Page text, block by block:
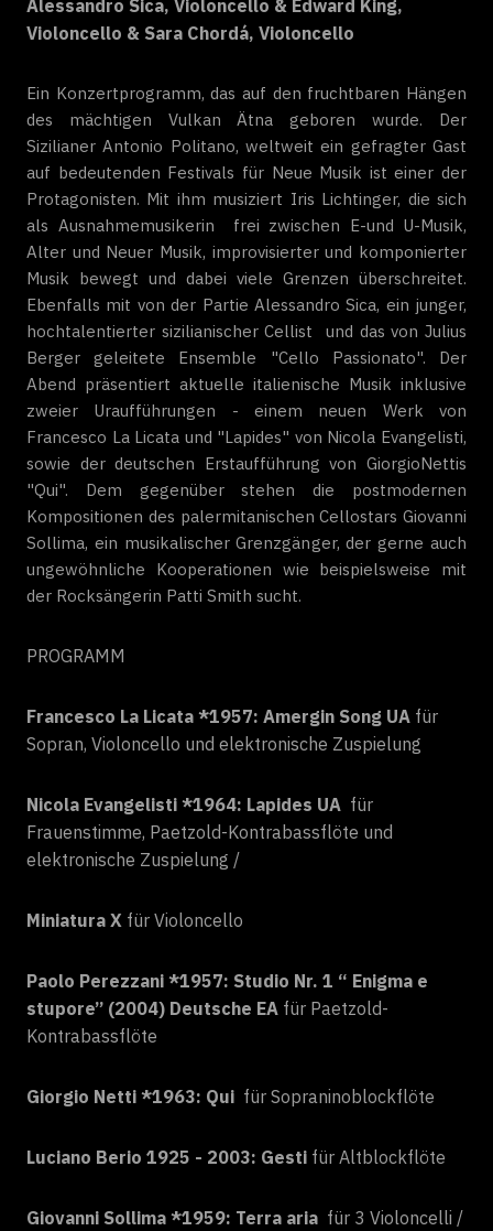
Alessandro Sica, Violoncello & Edward King,
Violoncello & Sara Chordá, Violoncello
Ein Konzertprogramm, das auf den fruchtbaren Hängen
des mächtigen Vulkan Ätna geboren wurde. Der
Sizilianer Antonio Politano, weltweit ein gefragter Gast
auf bedeutenden Festivals für Neue Musik ist einer der
Protagonisten. Mit ihm musiziert Iris Lichtinger, die sich
als Ausnahmemusikerin frei zwischen E-und U-Musik,
Alter und Neuer Musik, improvisierter und komponierter
Musik bewegt und dabei viele Grenzen überschreitet.
Ebenfalls mit von der Partie Alessandro Sica, ein junger,
hochtalentierter sizilianischer Cellist und das von Julius
Bergergeleitete Ensemble "Cello Passionato". Der
Abend präsentiert aktuelle italienische Musik inklusive
zweier Uraufführungen - einem neuen Werk von
Francesco La Licata und "Lapides" von Nicola Evangelisti,
sowie der deutschen Erstaufführung von GiorgioNettis
"Qui". Dem gegenüber stehen die postmodernen
Kompositionen des palermitanischen Cellostars Giovanni
Sollima, ein musikalischer Grenzgänger, der gerne auch
ungewöhnliche Kooperationen wie beispielsweise mit
der Rocksängerin Patti Smith sucht.
PROGRAMM
Francesco La Licata *1957: Amergin Song UA für
Sopran, Violoncello und elektronische Zuspielung
Nicola Evangelisti *1964: Lapides UA für
Frauenstimme, Paetzold-Kontrabassflöte und
elektronische Zuspielung /
Miniatura X für Violoncello
Paolo Perezzani *1957: Studio Nr. 1 “ Enigma e
stupore” (2004) Deutsche EA für Paetzold-
Kontrabassflöte
Giorgio Netti *1963: Qui für Sopraninoblockflöte
Luciano Berio 1925 - 2003: Gesti für Altblockflöte
Giovanni Sollima *1959: Terra aria für 3 Violoncelli /